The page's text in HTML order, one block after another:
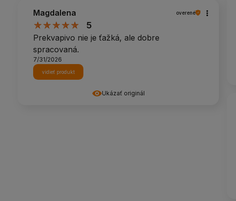
Ukázať originál
Magdalena overené
5
Prekvapivo nie je ťažká, ale dobre
spracovaná.
7/31/2026
vidieť produkt